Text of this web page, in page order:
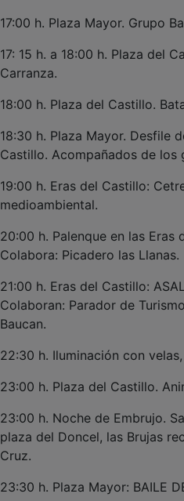
17:00 h. Plaza Mayor. Grupo
17: 15 h. a 18:00 h. Plaza del
Carranza.
18:00 h. Plaza del Castillo.
18:30 h. Plaza Mayor. Desfile
Castillo. Acompañados de los
19:00 h. Eras del Castillo:
medioambiental.
20:00 h. Palenque en las
Colabora: Picadero las Llanas.
21:00 h. Eras del Castillo:
Colaboran: Parador de
Baucan.
22:30 h. Iluminación con
23:00 h. Plaza del Castillo.
23:00 h. Noche de Embrujo.
plaza del Doncel, las Brujas
Cruz.
23:30 h. Plaza Mayor: BAILE